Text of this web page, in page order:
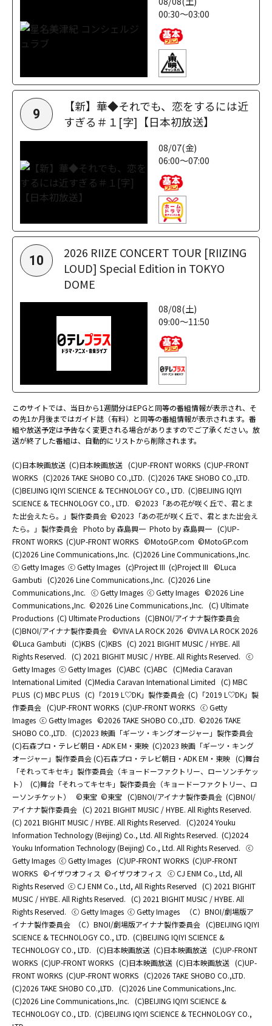
00:30～03:00
9
【新】華◆それでも、恋をするには近
すぎる＃１[字]【日本初放送】
08/07(金)
06:00～07:00
10
2026 RIIZE CONCERT TOUR [RIIZING
LOUD] Special Edition in TOKYO
DOME
08/08(土)
09:00～11:50
このサイトでは、当日から1週間分はEPGと同等の番組情報が表示され、そ
の先1か月後まではガイド誌（有料）と同等の番組情報が表示されます。番
組や放送予定は予告なく変更される場合がありますのでご了承ください。放
送が終了した番組は、自動的にリストから削除されます。
(C)日本映画放送 (C)日本映画放送 (C)UP-FRONT WORKS (C)UP-FRONT
WORKS (C)2026 TAKE SHOBO CO.,LTD. (C)2026 TAKE SHOBO CO.,LTD.
(C)BEIJING IQIYI SCIENCE & TECHNOLOGY CO., LTD. (C)BEIJING IQIYI
SCIENCE & TECHNOLOGY CO., LTD. ©2023「あの花が咲く丘で、君とま
た出会えたら。」製作委員会 ©2023「あの花が咲く丘で、君とまた出会え
たら。」製作委員会 Photo by 森島興一 Photo by 森島興一 (C)UP-
FRONT WORKS (C)UP-FRONT WORKS ©MotoGP.com ©MotoGP.com
(C)2026 Line Communications.,Inc. (C)2026 Line Communications.,Inc.
ⓒ Getty Images ⓒ Getty Images (c)Project III (c)Project III ©Luca
Gambuti (C)2026 Line Communications.,Inc. (C)2026 Line
Communications.,Inc. ⓒ Getty Images ⓒ Getty Images ©2026 Line
Communications.,Inc. ©2026 Line Communications.,Inc. (C) Ultimate
Productions (C) Ultimate Productions (C)BNOI/アイナナ製作委員会
(C)BNOI/アイナナ製作委員会 ©️VIVA LA ROCK 2026 ©️VIVA LA ROCK 2026
©Luca Gambuti (C)KBS (C)KBS (C) 2021 BIGHIT MUSIC / HYBE. All
Rights Reserved. (C) 2021 BIGHIT MUSIC / HYBE. All Rights Reserved. ⓒ
Getty Images ⓒ Getty Images (C)ABC (C)ABC (C)Media Caravan
International Limited (C)Media Caravan International Limited (C) MBC
PLUS (C) MBC PLUS (C)「2019 L♡DK」製作委員会 (C)「2019 L♡DK」製
作委員会 (C)UP-FRONT WORKS (C)UP-FRONT WORKS ⓒ Getty
Images ⓒ Getty Images ©2026 TAKE SHOBO CO.,LTD. ©2026 TAKE
SHOBO CO.,LTD. (C)2023 映画「ギーツ・キングオージャー」製作委員会
(C)石森プロ・テレビ朝日・ADK EM・東映 (C)2023 映画「ギーツ・キング
オージャー」製作委員会 (C)石森プロ・テレビ朝日・ADK EM・東映 (C)舞台
「それってキセキ」製作委員会（キョードーファクトリー、ローソンチケッ
ト）
(C)舞台「それってキセキ」製作委員会（キョードーファクトリー、ロ
ーソンチケット）
©東宝 ©東宝 (C)BNOI/アイナナ製作委員会 (C)BNOI/
アイナナ製作委員会 (C) 2021 BIGHIT MUSIC / HYBE. All Rights Reserved.
(C) 2021 BIGHIT MUSIC / HYBE. All Rights Reserved. (C)2024 Youku
Information Technology (Beijing) Co., Ltd. All Rights Reserved. (C)2024
Youku Information Technology (Beijing) Co., Ltd. All Rights Reserved. ⓒ
Getty Images ⓒ Getty Images (C)UP-FRONT WORKS (C)UP-FRONT
WORKS ©イザワオフィス ©イザワオフィス
ⓒ CJ ENM Co., Ltd, All
Rights Reserved ⓒ CJ ENM Co., Ltd, All Rights Reserved (C) 2021 BIGHIT
MUSIC / HYBE. All Rights Reserved. (C) 2021 BIGHIT MUSIC / HYBE. All
Rights Reserved. ⓒ Getty Images ⓒ Getty Images
（C）BNOI/劇場版ア
イナナ製作委員会
（C）BNOI/劇場版アイナナ製作委員会 (C)BEIJING IQIYI
SCIENCE & TECHNOLOGY CO., LTD. (C)BEIJING IQIYI SCIENCE &
TECHNOLOGY CO., LTD. (C)日本映画放送 (C)日本映画放送 (C)UP-FRONT
WORKS (C)UP-FRONT WORKS (C)日本映画放送 (C)日本映画放送 (C)UP-
FRONT WORKS (C)UP-FRONT WORKS (C)2026 TAKE SHOBO CO.,LTD.
(C)2026 TAKE SHOBO CO.,LTD. (C)2026 Line Communications.,Inc.
(C)2026 Line Communications.,Inc. (C)BEIJING IQIYI SCIENCE &
TECHNOLOGY CO., LTD. (C)BEIJING IQIYI SCIENCE & TECHNOLOGY CO.,